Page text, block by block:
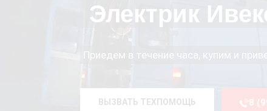
Электрик
Приедем в течение часа, купим и
ВЫЗВАТЬ ТЕХПОМОЩЬ 8